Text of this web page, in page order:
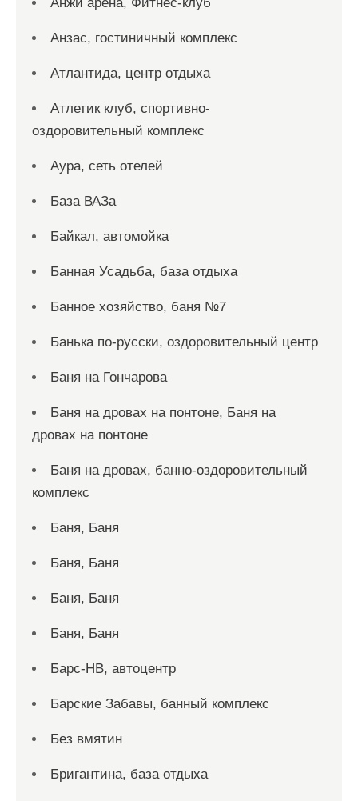
Анзас, гостиничный комплекс
Атлантида, центр отдыха
Атлетик клуб, спортивно-
оздоровительный комплекс
Аура, сеть отелей
База ВАЗа
Байкал, автомойка
Банная Усадьба, база отдыха
Банное хозяйство, баня №7
Банька по-русски, оздоровительный центр
Баня на Гончарова
Баня на дровах на понтоне, Баня на
дровах на понтоне
Баня на дровах, банно-оздоровительный
комплекс
Баня, Баня
Баня, Баня
Баня, Баня
Баня, Баня
Барс-НВ, автоцентр
Барские Забавы, банный комплекс
Без вмятин
Бригантина, база отдыха